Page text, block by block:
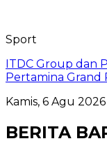
Sport
ITDC Group dan
Pertamina Grand
Kamis, 6 Agu
BERITA